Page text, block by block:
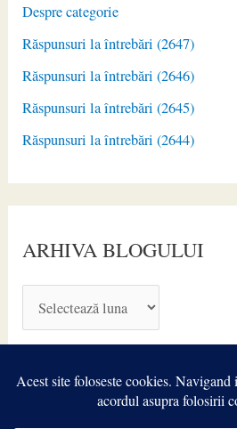
Despre categorie
Răspunsuri la întrebări (2647)
Răspunsuri la întrebări (2646)
Răspunsuri la întrebări (2645)
Răspunsuri la întrebări (2644)
ARHIVA BLOGULUI
R
I